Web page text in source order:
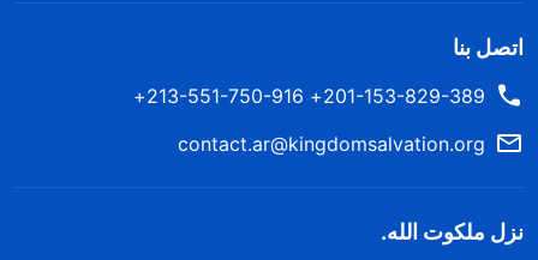
اتصل بنا
201-153-829-389+ 213-551-750-916+
contact.ar@kingdomsalvation.org
نزل ملكوت الله.